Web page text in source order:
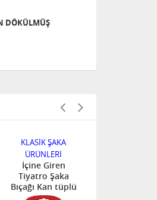
DÖKÜLMÜŞ
KLASİK ŞAKA
ÜRÜNLERİ
İçine Giren
Tiyatro Şaka
Bıçağı Kan tüplü